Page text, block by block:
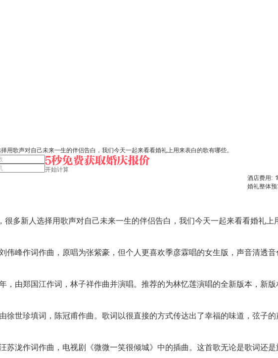
用歌声对自己未来一生的伴侣告白，我们今天一起来看看婚礼上用来表白的歌有哪些。
开始计算
酒店费用:
婚礼整体
多新人选择用歌声对自己未来一生的伴侣告白，我们今天一起来看看婚礼上
峰作词作曲，原唱为张紫豪，但个人更喜欢季彦霖唱的女生版，声音清透音
由郑国江作词，林子祥作曲并演唱。推荐的为林忆莲演唱的全新版本，新版
世珍填词，陈冠甫作曲。歌词以很直接的方式传达出了幸福的味道，弦子的
泷作词作曲，电视剧《微微一笑很倾城》中的插曲。这首歌无论是歌词还是